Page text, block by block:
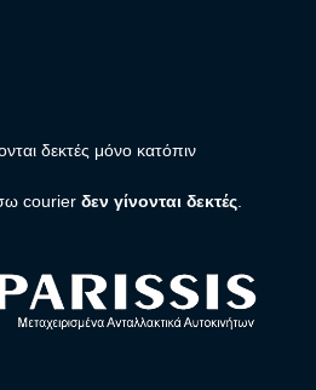
δεκτές μόνο κατόπιν
courier δεν γίνονται δεκτές.